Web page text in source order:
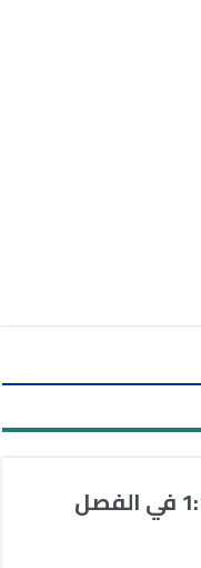
6 طرق للاستفادة من نظام 1:1 في الفصل